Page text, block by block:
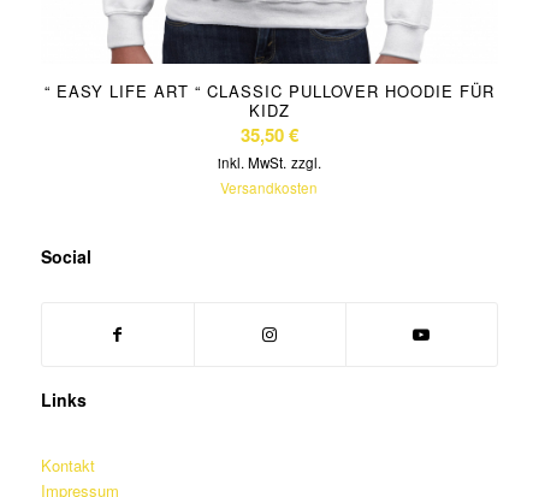
“ EASY LIFE ART “ CLASSIC PULLOVER HOODIE FÜR
KIDZ
35,50€
inkl. MwSt. zzgl.
Versandkosten
Social
Links
Kontakt
Impressum